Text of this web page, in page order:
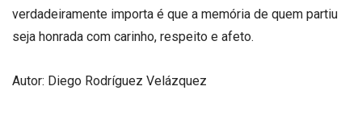
verdadeiramente importa é que a memória de quem partiu
seja honrada com carinho, respeito e afeto.
Autor: Diego Rodríguez Velázquez